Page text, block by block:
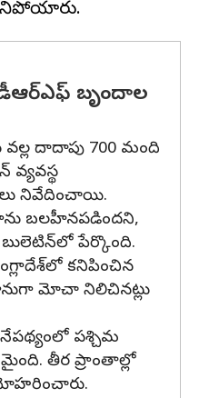
బృందాల
దాదాపు 700 మంది
నివేదించాయి.
బలహీనపడిందని,
పేర్కొంది.
కనిపించిన
మోచా నిలిచినట్లు
పశ్చిమ
తీర ప్రాంతాల్లో